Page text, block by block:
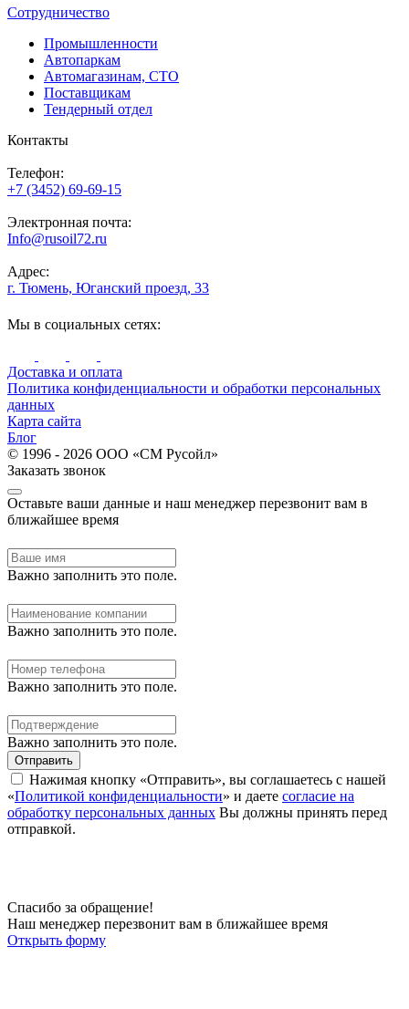
Сотрудничество
Промышленности
Автопаркам
Автомагазинам, СТО
Поставщикам
Тендерный отдел
Контакты
Телефон:
+7 (3452) 69-69-15
Электронная почта:
Info@rusoil72.ru
Адрес:
г. Тюмень, Юганский проезд, 33
Мы в социальных сетях:
Доставка и оплата
Политика конфиденциальности и обработки персональных
данных
Карта сайта
Блог
© 1996 - 2026 ООО «СМ Русойл»
Заказать звонок
Оставьте ваши данные и наш менеджер перезвонит вам в
ближайшее время
Важно заполнить это поле.
Важно заполнить это поле.
Важно заполнить это поле.
Важно заполнить это поле.
Отправить
Нажимая кнопку «Отправить», вы соглашаетесь с нашей
«Политикой конфиденциальности» и даете согласие на
обработку персональных данных Вы должны принять перед
отправкой.
Спасибо за обращение!
Наш менеджер перезвонит вам в ближайшее время
Открыть форму